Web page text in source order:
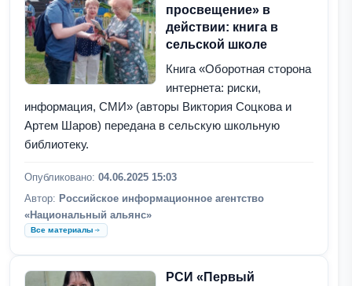
просвещение» в
действии: книга в
сельской школе
Книга «Оборотная сторона
интернета: риски,
информация, СМИ» (авторы Виктория Соцкова и
Артем Шаров) передана в сельскую школьную
библиотеку.
Опубликовано: 04.06.2025 15:03
Автор: Российское информационное агентство
«Национальный альянс»
Все материалы
РСИ «Первый